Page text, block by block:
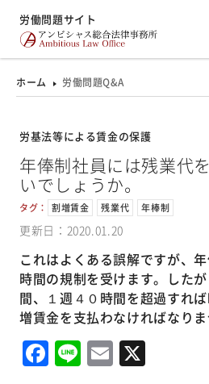
労働問題サイト
労基法等による賃金の保護
年俸制社員には残業代
いでしょうか。
タグ： 割増賃金 残業代 年棒制
更新日：2020.01.20
これはよくある誤解ですが、
時間の規制を受けます。した
間、１週４０時間を超過すれ
増賃金を支払わなければなりま
Facebook
LineEmail
ホーム 労働問題Q&A